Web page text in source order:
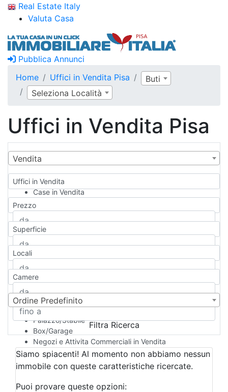
Real Estate Italy
Valuta Casa
Pubblica Annunci
Home
Uffici in Vendita Pisa
Buti
Seleziona Località
Uffici in Vendita Pisa
Vendita
Uffici in Vendita
Case in Vendita
Qualsiasi
Appartamento
Casa indipendente
Casa Semi-indipendente
Attico/Mansarda
Rustico/Casale
Camera d'Albergo
Multiproprietà
Palazzo/Stabile
Box/Garage
Negozi e Attivita Commerciali in Vendita
Qualsiasi
Attività/Licenza Commerciale
Azienda Agricola
Bar/Ristorante
Prezzo
Superficie
Locali
Camere
Ordine Predefinito
Filtra Ricerca
Siamo spiacenti! Al momento non abbiamo nessun
immobile con queste caratteristiche ricercate.
Puoi provare queste opzioni: